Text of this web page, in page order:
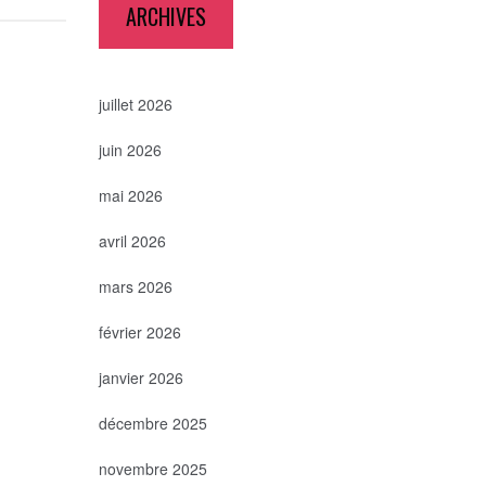
ARCHIVES
juillet 2026
juin 2026
mai 2026
avril 2026
mars 2026
février 2026
janvier 2026
décembre 2025
novembre 2025